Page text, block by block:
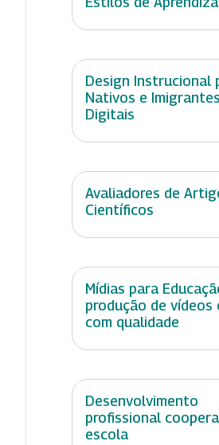
Design Instrucional
Nativos e Imigrantes
Digitais
Avaliadores de
Científicos
Mídias para
produção de vídeos
com qualidade
Desenvolvimento
profissional
escola